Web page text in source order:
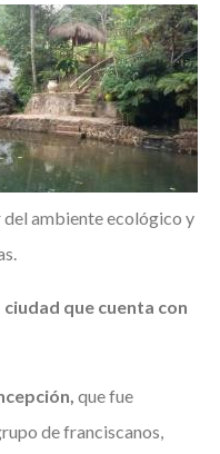
ambiente ecológico y
ciudad que cuenta con
que fue
de franciscanos,